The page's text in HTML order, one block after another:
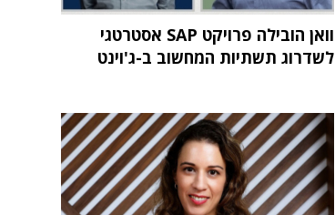
וואן הובילה פרויקט SAP אסטרטגי
לשדרוג תשתיות המחשוב ב-ג'וינט